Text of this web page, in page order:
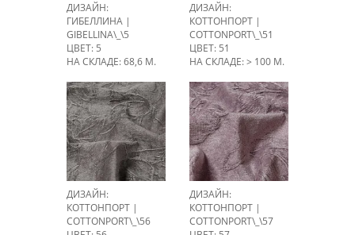
ДИЗАЙН:
ГИБЕЛЛИНА |
GIBELLINA\_\5
ЦВЕТ: 5
НА СКЛАДЕ: 68,6 М.
ДИЗАЙН:
КОТТОНПОРТ |
COTTONPORT\_\51
ЦВЕТ: 51
НА СКЛАДЕ: > 100 М.
ДИЗАЙН:
КОТТОНПОРТ |
COTTONPORT\_\56
ДИЗАЙН:
КОТТОНПОРТ |
COTTONPORT\_\57